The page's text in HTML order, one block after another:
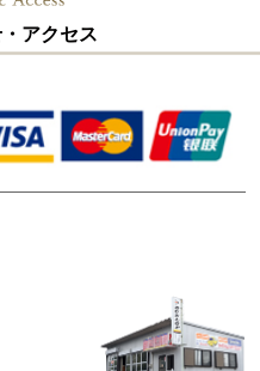
アクセス